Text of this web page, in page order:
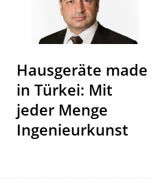
Hausgeräte made
in Türkei: Mit
jeder Menge
Ingenieurkunst